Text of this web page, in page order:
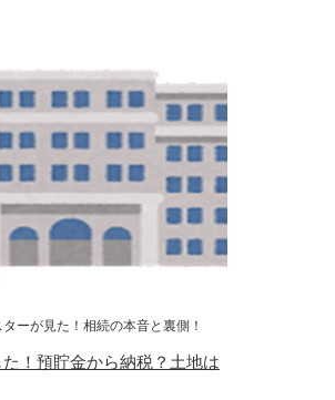
ーが見た！相続の本音と裏側！
！預貯金から納税？土地は